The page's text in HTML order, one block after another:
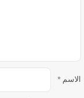
الاسم *